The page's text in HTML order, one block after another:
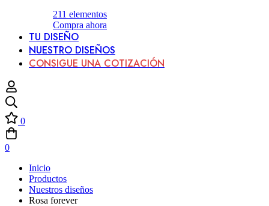
211 elementos
Compra ahora
TU DISEÑO
NUESTRO DISEÑOS
CONSIGUE UNA COTIZACIÓN
0
0
Inicio
Productos
Nuestros diseños
Rosa forever